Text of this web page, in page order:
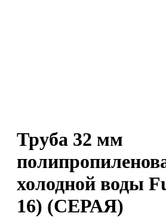
Труба 32 мм
холодной воды
16) (СЕРАЯ)